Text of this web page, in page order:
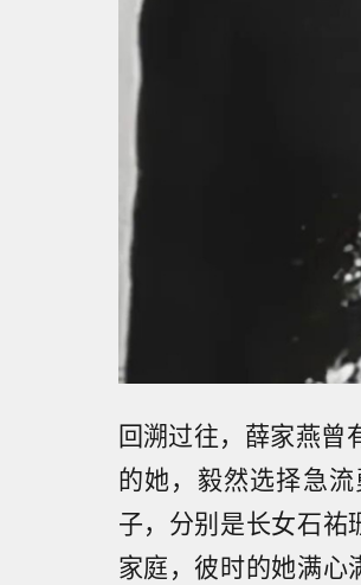
回溯过往，薛家燕曾
的她，毅然选择急
子，分别是长女石祐
家庭，彼时的她满心